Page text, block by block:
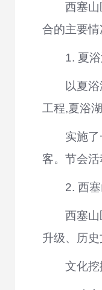
西塞
合的主要情
1. 夏
以夏
工程,夏浴
实施
客。节会活
2. 西
西塞
升级、历
文化